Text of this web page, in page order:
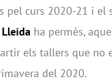
pel curs 2020-21 i el
ha permès,
els tallers que no
del 2020.